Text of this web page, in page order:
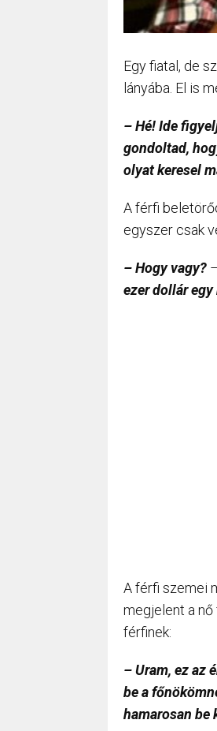
Egy fiatal, de
lányába. El is
– Hé! Ide
gondoltad,
olyat keresel
A férfi
egyszer csak
– Hogy vagy?
ezer dollár
A férfi szemei
megjelent a
férfinek:
– Uram, ez az
be a
hamarosan be